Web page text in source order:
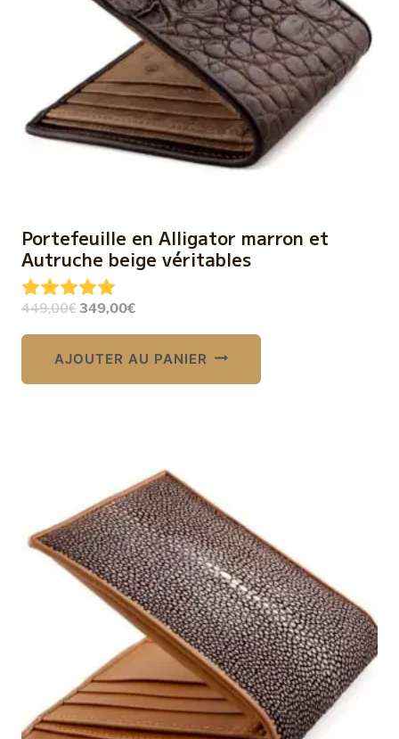
Portefeuille en Alligator marron et
Autruche beige véritables
449,00€Le
349,00€Le
AJOUTER AU PANIER